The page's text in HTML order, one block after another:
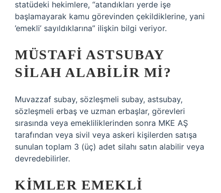
statüdeki hekimlere, “atandıkları yerde işe
başlamayarak kamu görevinden çekildiklerine, yani
’emekli’ sayıldıklarına” ilişkin bilgi veriyor.
MÜSTAFI ASTSUBAY
SILAH ALABILIR MI?
Muvazzaf subay, sözleşmeli subay, astsubay,
sözleşmeli erbaş ve uzman erbaşlar, görevleri
sırasında veya emekliliklerinden sonra MKE AŞ
tarafından veya sivil veya askeri kişilerden satışa
sunulan toplam 3 (üç) adet silahı satın alabilir veya
devredebilirler.
KIMLER EMEKLI